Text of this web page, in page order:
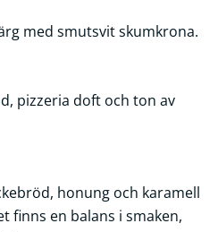
med smutsvit skumkrona.
pizzeria doft och ton av
honung och karamell
finns en balans i smaken,